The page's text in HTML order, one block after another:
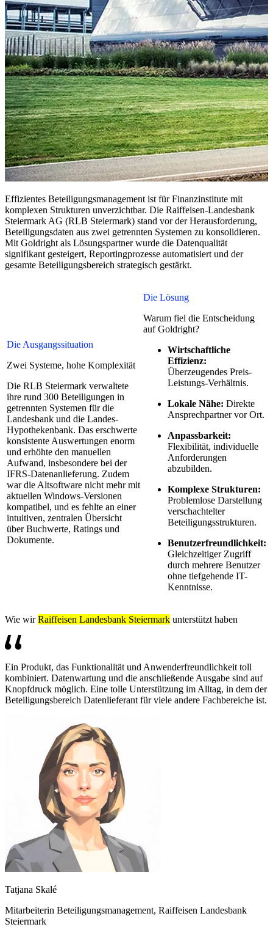
Effizientes Beteiligungsmanagement ist für Finanzinstitute mit
komplexen Strukturen unverzichtbar. Die Raiffeisen-Landesbank
Steiermark AG (RLB Steiermark) stand vor der Herausforderung,
Beteiligungsdaten aus zwei getrennten Systemen zu konsolidieren.
Mit Goldright als Lösungspartner wurde die Datenqualität
signifikant gesteigert, Reportingprozesse automatisiert und der
gesamte Beteiligungsbereich strategisch gestärkt.
Die Ausgangssituation
Zwei Systeme, hohe Komplexität
Die RLB Steiermark verwaltete
ihre rund 300 Beteiligungen in
getrennten Systemen für die
Landesbank und die Landes-
Hypothekenbank. Das erschwerte
konsistente Auswertungen enorm
und erhöhte den manuellen
Aufwand, insbesondere bei der
IFRS-Datenanlieferung. Zudem
war die Altsoftware nicht mehr mit
aktuellen Windows-Versionen
kompatibel, und es fehlte an einer
intuitiven, zentralen Übersicht
über Buchwerte, Ratings und
Dokumente.
Die Lösung
Warum fiel die Entscheidung
auf Goldright?
Wirtschaftliche
Effizienz:
Überzeugendes Preis-
Leistungs-Verhältnis.
Lokale Nähe: Direkte
Ansprechpartner vor Ort.
Anpassbarkeit:
Flexibilität, individuelle
Anforderungen
abzubilden.
Komplexe Strukturen:
Problemlose Darstellung
verschachtelter
Beteiligungsstrukturen.
Benutzerfreundlichkeit:
Gleichzeitiger Zugriff
durch mehrere Benutzer
ohne tiefgehende IT-
Kenntnisse.
Wie wirRaiffeisen Landesbank Steiermark unterstützt haben
Ein Produkt, das Funktionalität und Anwenderfreundlichkeit toll
kombiniert. Datenwartung und die anschließende Ausgabe sind auf
Knopfdruck möglich. Eine tolle Unterstützung im Alltag, in dem der
Beteiligungsbereich Datenlieferant für viele andere Fachbereiche ist.
Tatjana Skalé
Mitarbeiterin Beteiligungsmanagement, Raiffeisen Landesbank
Steiermark